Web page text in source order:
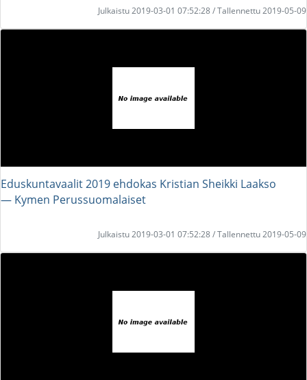
Julkaistu 2019-03-01 07:52:28 / Tallennettu 2019-05-09
Eduskuntavaalit 2019 ehdokas Kristian Sheikki Laakso
― Kymen Perussuomalaiset
Julkaistu 2019-03-01 07:52:28 / Tallennettu 2019-05-09